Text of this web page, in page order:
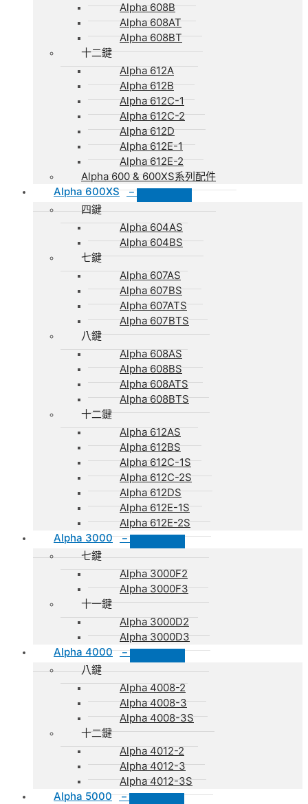
Alpha 608B
Alpha 608AT
Alpha 608BT
十二鍵
Alpha 612A
Alpha 612B
Alpha 612C-1
Alpha 612C-2
Alpha 612D
Alpha 612E-1
Alpha 612E-2
Alpha 600 & 600XS系列配件
Alpha 600XS
–
四鍵
Alpha 604AS
Alpha 604BS
七鍵
Alpha 607AS
Alpha 607BS
Alpha 607ATS
Alpha 607BTS
八鍵
Alpha 608AS
Alpha 608BS
Alpha 608ATS
Alpha 608BTS
十二鍵
Alpha 612AS
Alpha 612BS
Alpha 612C-1S
Alpha 612C-2S
Alpha 612DS
Alpha 612E-1S
Alpha 612E-2S
Alpha 3000
–
七鍵
Alpha 3000F2
Alpha 3000F3
十一鍵
Alpha 3000D2
Alpha 3000D3
Alpha 4000
–
八鍵
Alpha 4008-2
Alpha 4008-3
Alpha 4008-3S
十二鍵
Alpha 4012-2
Alpha 4012-3
Alpha 4012-3S
Alpha 5000
–